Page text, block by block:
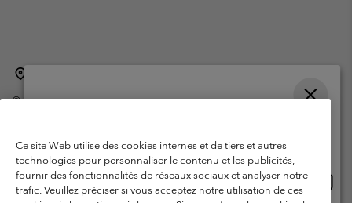
©2026Columbia Sportswear International Sarl. Avenue des Morgines, 12
Garanties Légales
Politique de confidentialité
Conditions d'utilisation - Membres
Ce site Web utilise des cookies internes et de tiers et autres
technologies pour personnaliser le contenu et les publicités,
fournir des fonctionnalités de réseaux sociaux et analyser notre
trafic. Veuillez préciser si vous acceptez notre utilisation de ces
Achats en ligne disponibles
United States